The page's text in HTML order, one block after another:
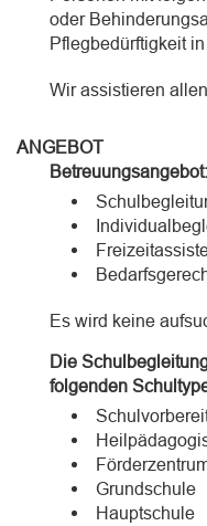
oder
Pflegbedürftigkeit
Wir assistieren
ANGEBOT
Betreuungsangebot:
Es wird keine
Die
folgenden
Grundschule
Hauptschule